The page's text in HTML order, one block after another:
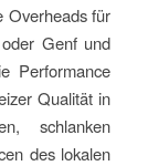
Overheads für
Genf und
Performance
Qualität in
schlanken
des lokalen